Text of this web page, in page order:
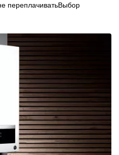
переплачиватьВыбор